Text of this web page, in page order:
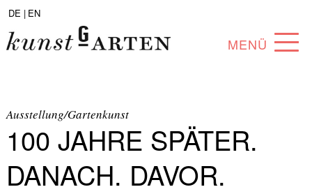
DE | EN
MENÜ
ABOUT
SAMMLUNG
KÜNSTLER*INNEN
Ausstellung/Gartenkunst
100 JAHRE SPÄTER.
DANACH. DAVOR.